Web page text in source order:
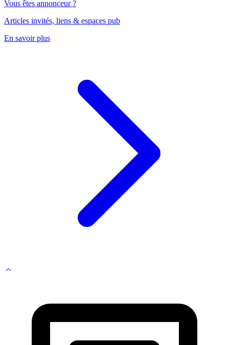
Vous êtes annonceur ?
Articles invités, liens & espaces pub
En savoir plus